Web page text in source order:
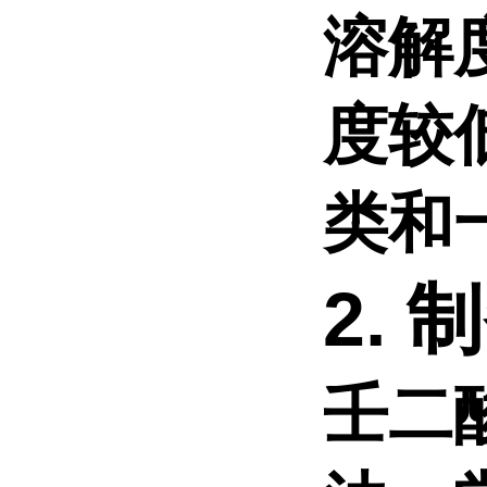
溶解
度较
类和
2.
壬二